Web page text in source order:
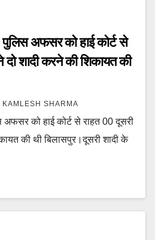
अफसर को हाई कोर्ट से
KAMLESH SHARMA
अफसर को हाई कोर्ट से राहत 00 दूसरी
की थी बिलासपुर।दूसरी शादी के